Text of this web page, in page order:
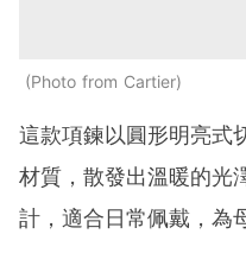
Photo from Cartier
這款項鍊以圓形明亮式
材質，散發出溫暖的光
計，適合日常佩戴，為